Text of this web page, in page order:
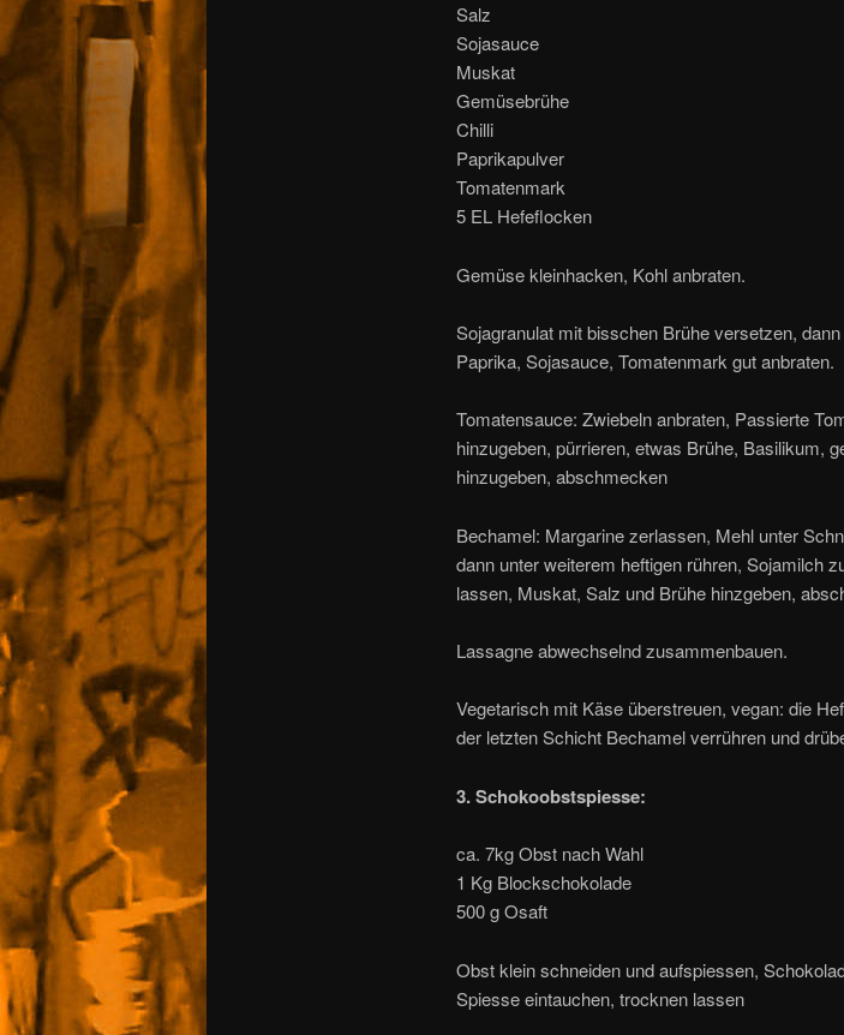
Salz
Sojasauce
Muskat
Gemüsebrühe
Chilli
Paprikapulver
Tomatenmark
5 EL Hefeflocken
Gemüse kleinhacken, Kohl anbraten.
Sojagranulat mit bisschen Brühe versetzen,
Paprika, Sojasauce, Tomatenmark gut anbraten.
Tomatensauce: Zwiebeln anbraten, Passierte
hinzugeben, pürrieren, etwas Brühe, Basilikum,
hinzugeben, abschmecken
Bechamel: Margarine zerlassen, Mehl unter
dann unter weiterem heftigen rühren, Sojamilch
lassen, Muskat, Salz und Brühe hinzgeben,
Lassagne abwechselnd zusammenbauen.
Vegetarisch mit Käse überstreuen, vegan: die
der letzten Schicht Bechamel verrühren und
3. Schokoobstspiesse:
ca. 7kg Obst nach Wahl
1 Kg Blockschokolade
500 g Osaft
Obst klein schneiden und aufspiessen,
Spiesse eintauchen, trocknen lassen